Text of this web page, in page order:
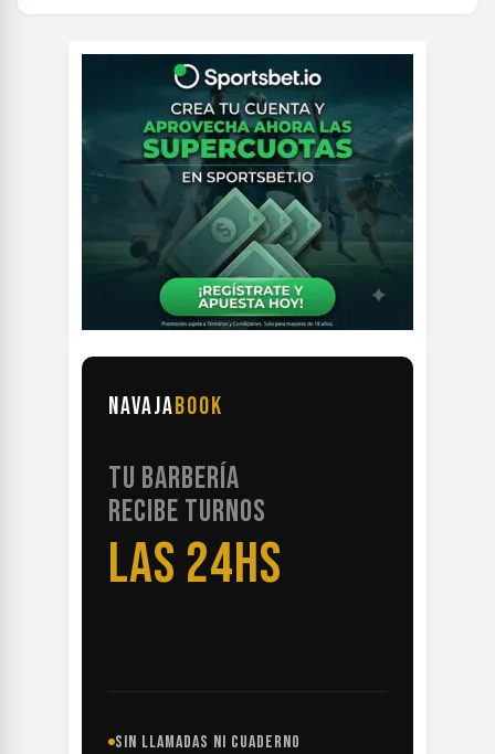
NAVAJABOOK
TU BARBERÍA
RECIBE TURNOS
LAS 24HS
SIN LLAMADAS NI CUADERNO